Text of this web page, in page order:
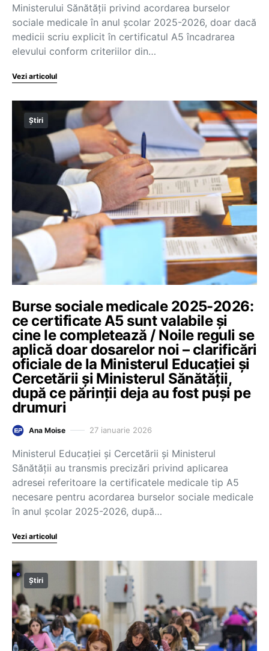
Ministerului Sănătății privind acordarea burselor
sociale medicale în anul școlar 2025-2026, doar dacă
medicii scriu explicit în certificatul A5 încadrarea
elevului conform criteriilor din…
Vezi articolul
Știri
Burse sociale medicale 2025-2026:
ce certificate A5 sunt valabile și
cine le completează / Noile reguli se
aplică doar dosarelor noi – clarificări
oficiale de la Ministerul Educației și
Cercetării și Ministerul Sănătății,
după ce părinții deja au fost puși pe
drumuri
Ana Moise 27 ianuarie 2026
Ministerul Educației și Cercetării și Ministerul
Sănătății au transmis precizări privind aplicarea
adresei referitoare la certificatele medicale tip A5
necesare pentru acordarea burselor sociale medicale
în anul școlar 2025-2026, după…
Vezi articolul
Știri